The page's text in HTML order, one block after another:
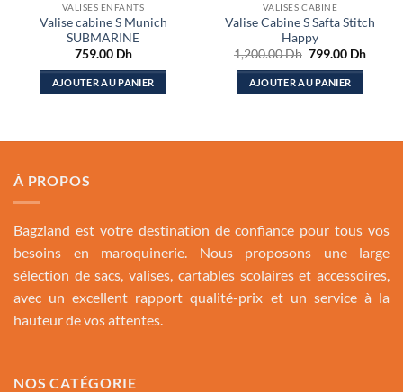
VALISES ENFANTS
Valise cabine S Munich
SUBMARINE
759.00 Dh
AJOUTER AU PANIER
VALISES CABINE
Valise Cabine S Safta Stitch
Happy
1,200.00Dh Le
initial
était :
799.00 DhLe
AJOUTER AU PANIER
À PROPOS
Bagzland est votre destination de confiance pour tous vos
besoins en maroquinerie. Nous proposons une large
sélection de sacs, valises, cartables scolaires et accessoires,
avec un excellent rapport qualité-prix et un service à la
hauteur de vos attentes.
NOS CATÉGORIE